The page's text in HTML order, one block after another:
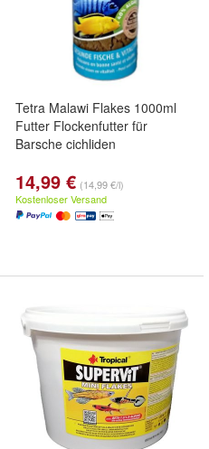
Tetra Malawi Flakes 1000ml
Futter Flockenfutter für
Barsche cichliden
14,99 € (14,99 €/l)
Kostenloser Versand